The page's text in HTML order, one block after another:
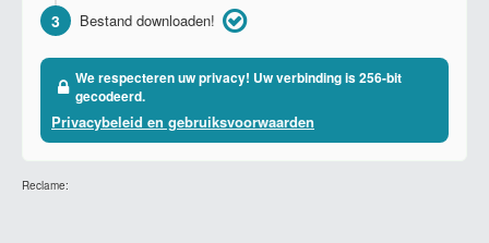
3 Bestand downloaden!
We respecteren uw privacy! Uw verbinding is 256-bit
gecodeerd.
Privacybeleid en gebruiksvoorwaarden
Reclame: